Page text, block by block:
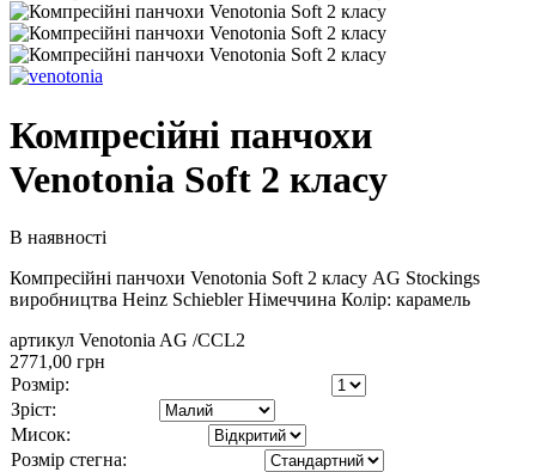
Компресійні панчохи
Venotonia Soft 2 класу
В наявності
Компресійні панчохи Venotonia Soft 2 класу AG Stoсkings
виробництва Heinz Schiebler Німеччина Колір: карамель
артикул Venotonia AG /CCL2
2771,00 грн
Розмір:
Зріст:
Мисок:
Розмір стегна: